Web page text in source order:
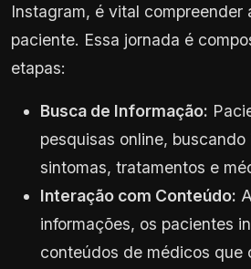
Instagram, é vital compreender
paciente. Essa jornada é
etapas:
Busca de Informação:
pesquisas online,
sintomas, tratamentos e
Interação com Conteúdo:
informações, os pacientes
conteúdos de médicos que